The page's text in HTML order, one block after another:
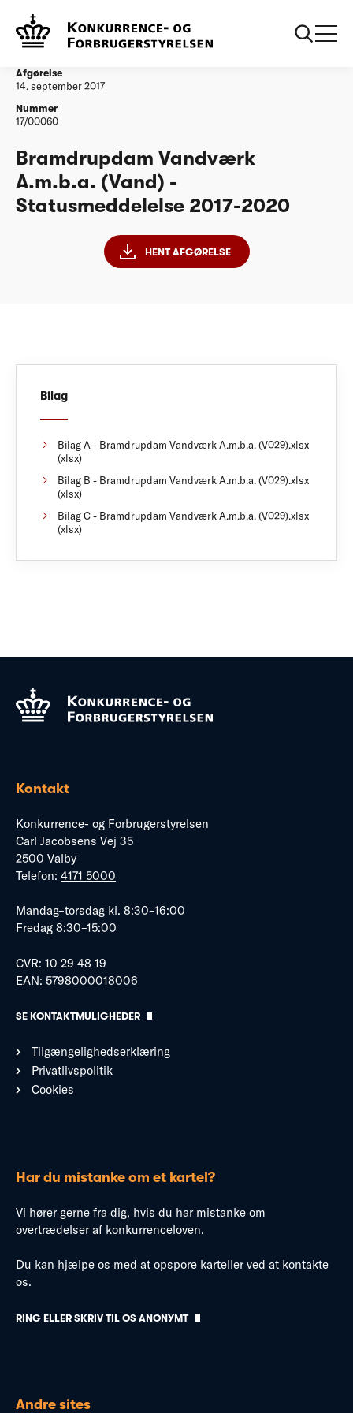
Vandtilsyn
Statusmeddelelse 2017-2020
Afgørelse
14. september 2017
Nummer
17/00060
Bramdrupdam Vandværk
A.m.b.a. (Vand) -
Statusmeddelelse 2017-2020
HENT AFGØRELSE
Bilag
Bilag A - Bramdrupdam Vandværk A.m.b.a. (V029).xlsx
(xlsx)
Bilag B - Bramdrupdam Vandværk A.m.b.a. (V029).xlsx
(xlsx)
Bilag C - Bramdrupdam Vandværk A.m.b.a. (V029).xlsx
(xlsx)
Kontakt
Konkurrence- og Forbrugerstyrelsen
Carl Jacobsens Vej 35
2500 Valby
Telefon: 4171 5000
Mandag–torsdag kl. 8:30–16:00
Fredag 8:30–15:00
CVR: 10 29 48 19
EAN: 5798000018006
SE KONTAKTMULIGHEDER
Tilgængelighedserklæring
Privatlivspolitik
Cookies
Har du mistanke om et kartel?
Vi hører gerne fra dig, hvis du har mistanke om
overtrædelser af konkurrenceloven.
Du kan hjælpe os med at opspore karteller ved at kontakte
os.
RING ELLER SKRIV TIL OS ANONYMT
Andre sites